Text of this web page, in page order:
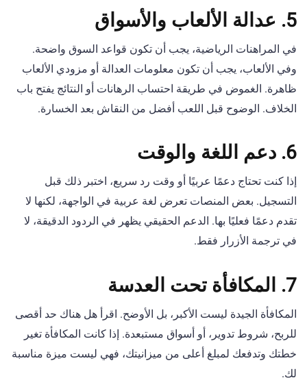
5. عدالة الألعاب والأسواق
في المراهنات الرياضية، يجب أن تكون قواعد السوق واضحة.
وفي الألعاب، يجب أن تكون معلومات العدالة أو مزودي الألعاب
ظاهرة. الغموض في طريقة احتساب الرهانات أو النتائج يفتح باب
الخلاف. الوضوح قبل اللعب أفضل من النقاش بعد الخسارة.
6. دعم اللغة والوقت
إذا كنت تحتاج دعمًا عربيًا أو وقت رد سريع، اختبر ذلك قبل
التسجيل. بعض المنصات تعرض لغة عربية في الواجهة، لكنها لا
تقدم دعمًا فعليًا بها. الدعم الحقيقي يظهر في الردود الدقيقة، لا
في ترجمة الأزرار فقط.
7. المكافأة تحت العدسة
المكافأة الجيدة ليست الأكبر، بل الأوضح. اقرأ هل هناك حد أقصى
للربح، شروط تدوير، أو أسواق مستبعدة. إذا كانت المكافأة تغير
خطتك وتدفعك لمبلغ أعلى من ميزانيتك، فهي ليست ميزة مناسبة
لك.